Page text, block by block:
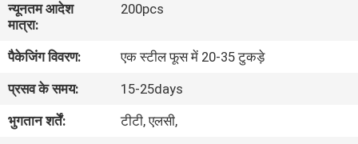
कारखाना
भ्रमण
गुणवत्ता
नियंत्रण
न्यूनतम आदेश
मात्रा:
200pcs
पैकेजिंग विवरण:
एक स्टील फूस में 20-35 टुकड़े
प्रसव के समय:
15-25days
भुगतान शर्तें:
टीटी, एलसी,